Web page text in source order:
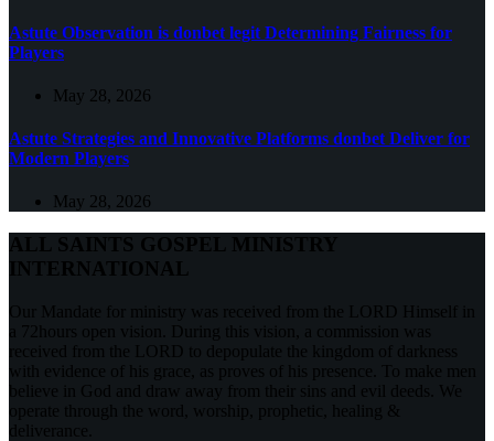
Astute Observation is donbet legit Determining Fairness for
Players
May 28, 2026
Astute Strategies and Innovative Platforms donbet Deliver for
Modern Players
May 28, 2026
ALL SAINTS GOSPEL MINISTRY
INTERNATIONAL
Our Mandate for ministry was received from the LORD Himself in
a 72hours open vision. During this vision, a commission was
received from the LORD to depopulate the kingdom of darkness
with evidence of his grace, as proves of his presence. To make men
believe in God and draw away from their sins and evil deeds. We
operate through the word, worship, prophetic, healing &
deliverance.